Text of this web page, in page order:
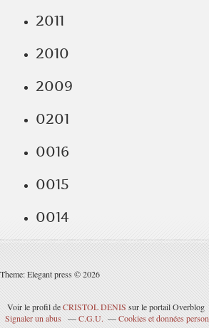
2011
2010
2009
0201
0016
0015
0014
Theme: Elegant press © 2026
Voir le profil deCRISTOL DENIS sur le portail Overblog
Signaler un abus
C.G.U. Cookies et données